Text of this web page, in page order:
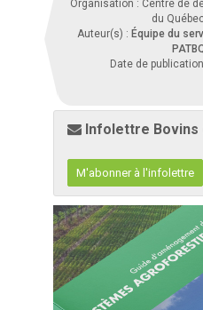
Organisation : Centre de
du
Auteur(s) : Équipe du
Date de
Infolettre Bovins
M'abonner à l'infolettre